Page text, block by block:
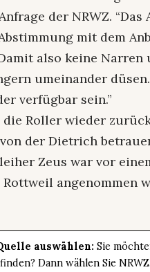
der NRWZ. “Das
mit dem
also keine
umeinander
verfügbar sein.”
Roller wieder
der Dietrich
Zeus war vor
angenommen
auswählen: Sie
Dann wählen Sie